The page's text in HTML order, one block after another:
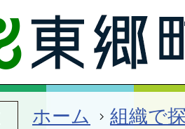
ホーム 組織で